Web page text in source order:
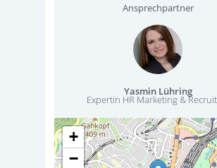
Ansprechpartner
Yasmin Lühring
Expertin HR Marketing &
+
−